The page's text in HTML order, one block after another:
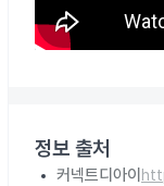
정보 출처
커넥트디아이